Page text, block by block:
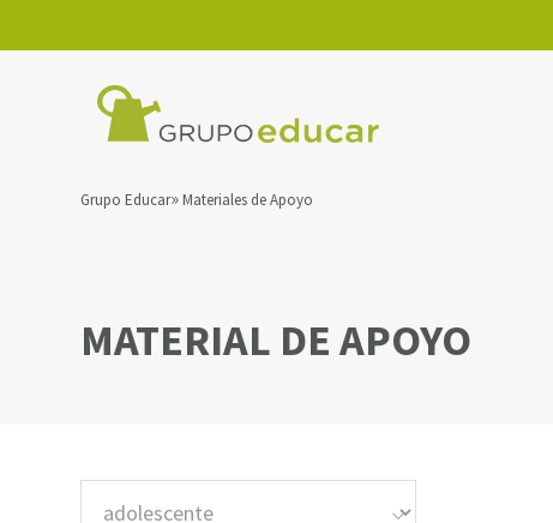
Grupo Educar Materiales de Apoyo
MATERIAL DE APOYO